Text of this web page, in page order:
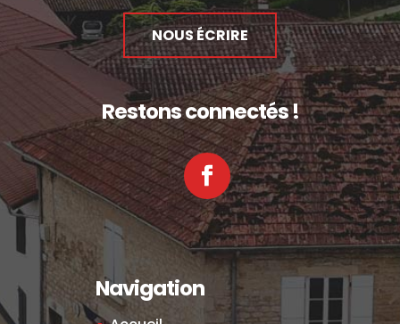
NOUS ÉCRIRE
Restons connectés !
Facebook
Navigation